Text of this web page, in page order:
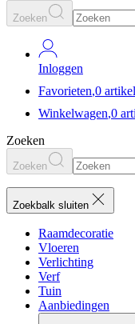
Zoeken
Inloggen
Favorieten,0
Winkelwagen,0
Zoeken
Zoeken
Zoekbalk sluiten
Raamdecoratie
Vloeren
Verlichting
Verf
Tuin
Aanbiedingen